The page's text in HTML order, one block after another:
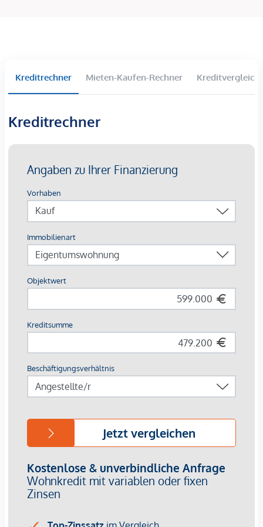
kürzester Zeit. Die Anbindung an den öffentlichen Verkehr
Die Haltestellen sind in nur wenigen Gehminuten erreichbar.
Die U3 ist zudem nur zwei Straßenbahnstationen entfernt.
unser Exposé an.
Die Bauarbeiten für den DG-Ausbau haben bereits
begonnen, es wurde bereits die Betondecke errichtet. Der
Lift wird innerhalb von max. 2 Jahren errichtet.
Die Vertragserrichtung und Treuhandabwicklung ist
gebunden an die Kanzlei Mag. Schreiber A-1010 Wien,
Schottenring 16. Die Kosten betragen 1,5 % des Kaufpreises
zzgl. 20 % USt. sowie Barauslagen und Beglaubigung. Bei
Fremdfinanzierung erhöht sich das Honorar auf 1,8 % vom
Kaufpreis zzgl. 20 % USt., Barauslagen und Beglaubigung.
Für nähere Informationen zur Infrastruktur, fordern Sie bitte
Gerne lassen wir Ihnen bei ernsthaftem Interesse - vor
Kaufanbotlegung - weitere vertraulichen Dokumente zu
werden dürfen.
Für Besichtigungen und nähere Informationen stehen wir
Ihnen gerne zur Verfügung!
Kreditrechner Mieten-Kaufen-Rechner Kreditvergleich
Kreditrechner